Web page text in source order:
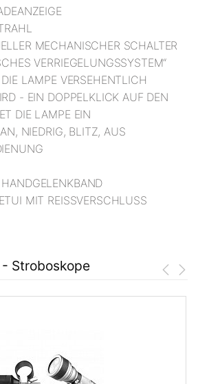
MECHANISCHER SCHALTER
VERRIEGELUNGSSYSTEM“
LAMPE VERSEHENTLICH
- EIN DOPPELKLICK AUF DEN
DIE LAMPE EIN
NIEDRIG, BLITZ, AUS
MIT REISSVERSCHLUSS
Stroboskope